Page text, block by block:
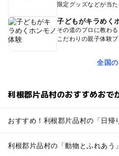
限定グッズなどが当た
子どもがキラめく
その道のプロに教わる
こだわりの親子体験プ
全国
利根郡片品村のおすすめおで
おすすめ！利根郡片品村の「日帰
利根郡片品村の「動物とふれあう